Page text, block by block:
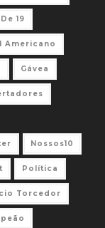
19
Americano
Gávea
Nossos10
Política
Torcedor